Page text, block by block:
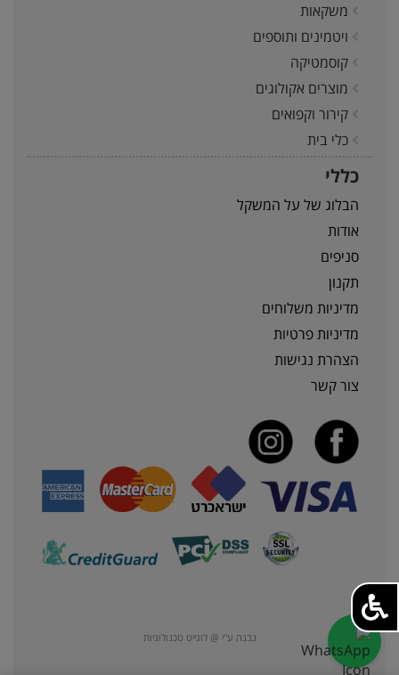
משקאות
ויטמינים ותוספים
קוסמטיקה
מוצרים אקולוגים
קירור וקפואים
כלי בית
כללי
הבלוג של על המשקל
אודות
סניפים
תקנון
מדיניות משלוחים
מדיניות פרטיות
הצהרת נגישות
צור קשר
נבנה ע"י @ לוגייט טכנולוגיות